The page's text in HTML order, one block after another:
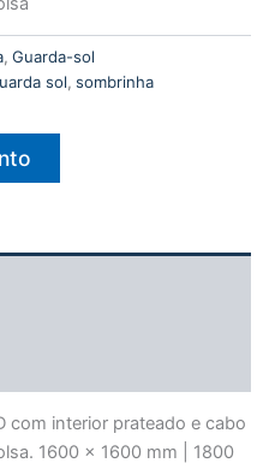
, Guarda-sol
sol, sombrinha
com interior prateado e cabo
1600 x 1600 mm | 1800